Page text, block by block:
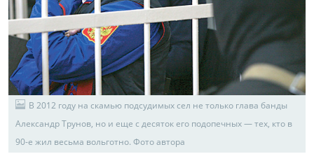
В 2012 году на скамью подсудимых сел не только глава банды
Александр Трунов, но и еще с десяток его подопечных — тех, кто в
90-е жил весьма вольготно. Фото автора